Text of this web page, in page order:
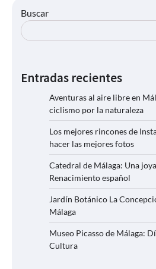
Buscar
Entradas recientes
Aventuras al aire libre en
ciclismo por la naturaleza
Los mejores rincones de
hacer las mejores fotos
Catedral de Málaga: Una
Renacimiento español
Jardín Botánico La
Málaga
Museo Picasso de Málaga:
Cultura